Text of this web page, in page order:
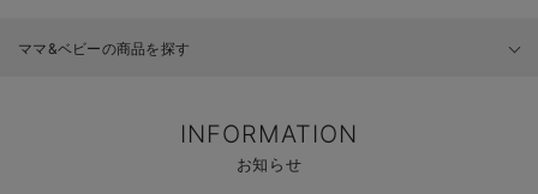
ママ&ベビーの商品を探す
INFORMATION
お知らせ